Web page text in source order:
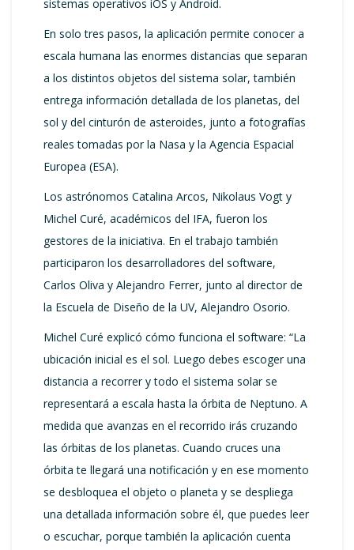
sistemas operativos iOS y Android.
En solo tres pasos, la aplicación permite conocer a
escala humana las enormes distancias que separan
a los distintos objetos del sistema solar, también
entrega información detallada de los planetas, del
sol y del cinturón de asteroides, junto a fotografías
reales tomadas por la Nasa y la Agencia Espacial
Europea (ESA).
Los astrónomos Catalina Arcos, Nikolaus Vogt y
Michel Curé, académicos del IFA, fueron los
gestores de la iniciativa. En el trabajo también
participaron los desarrolladores del software,
Carlos Oliva y Alejandro Ferrer, junto al director de
la Escuela de Diseño de la UV, Alejandro Osorio.
Michel Curé explicó cómo funciona el software: “La
ubicación inicial es el sol. Luego debes escoger una
distancia a recorrer y todo el sistema solar se
representará a escala hasta la órbita de Neptuno. A
medida que avanzas en el recorrido irás cruzando
las órbitas de los planetas. Cuando cruces una
órbita te llegará una notificación y en ese momento
se desbloquea el objeto o planeta y se despliega
una detallada información sobre él, que puedes leer
o escuchar, porque también la aplicación cuenta